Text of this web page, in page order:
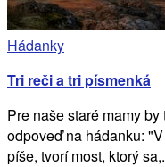
Hádanky
Tri reči a tri písmenká
Pre naše staré mamy
odpoveď na hádanku:
píše, tvorí most, ktorý